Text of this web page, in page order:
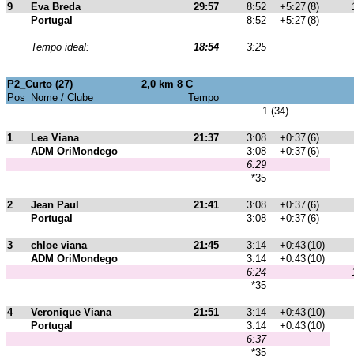
9 Eva Breda 29:57 8:52 +5:27(8)
Portugal
8:52 +5:27(8)
Tempo ideal: 18:54 3:25
P2_Curto (27)
2,0 km 8 C
Pos
Nome / Clube
Tempo
1 (34)
1 Lea Viana 21:37 3:08 +0:37(6)
ADM OriMondego
3:08 +0:37(6)
6:29
*35
2 Jean Paul 21:41 3:08 +0:37(6)
Portugal
3:08 +0:37(6)
3 chloe viana 21:45 3:14 +0:43(10)
ADM OriMondego
3:14 +0:43(10)
6:24
*35
4 Veronique Viana 21:51 3:14 +0:43(10)
Portugal
3:14 +0:43(10)
6:37
*35